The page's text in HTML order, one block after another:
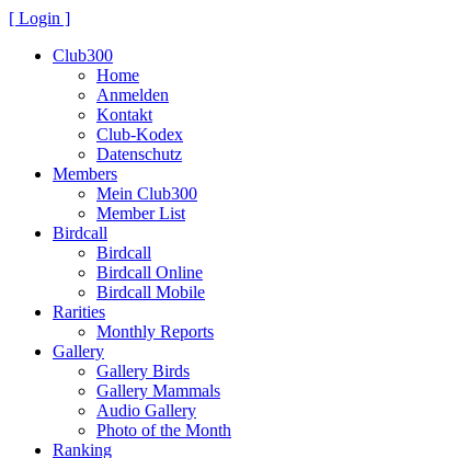
[ Login ]
Club300
Home
Anmelden
Kontakt
Club-Kodex
Datenschutz
Members
Mein Club300
Member List
Birdcall
Birdcall
Birdcall Online
Birdcall Mobile
Rarities
Monthly Reports
Gallery
Gallery Birds
Gallery Mammals
Audio Gallery
Photo of the Month
Ranking